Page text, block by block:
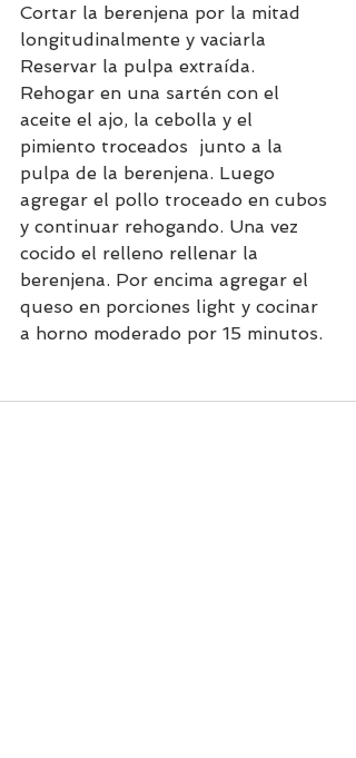
Cortar la berenjena por la mitad
longitudinalmente y vaciarla
Reservar la pulpa extraída.
Rehogar en una sartén con el
aceite el ajo, la cebolla y el
pimiento troceados  junto a la
pulpa de la berenjena. Luego
agregar el pollo troceado en cubos
y continuar rehogando. Una vez
cocido el relleno rellenar la
berenjena. Por encima agregar el
queso en porciones light y cocinar
a horno moderado por 15 minutos.